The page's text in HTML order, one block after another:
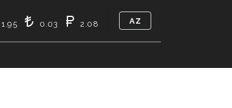
1.95 0.03 2.08 AZ